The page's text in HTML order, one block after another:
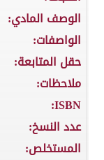
الوصف المادي:
الواصفات:
حقل المتابعة:
ملاحظات:
ISBN:
عدد النسخ:
المستخلص: